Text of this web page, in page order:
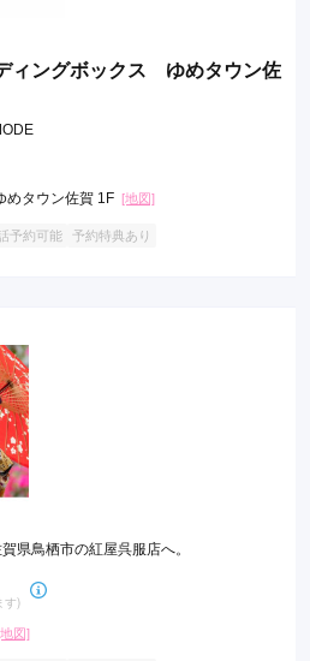
ィングボックス ゆめタウン佐
めタウン佐賀 1F [地図]
予約可能 予約特典あり
県鳥栖市の紅屋呉服店へ。
す)
図]